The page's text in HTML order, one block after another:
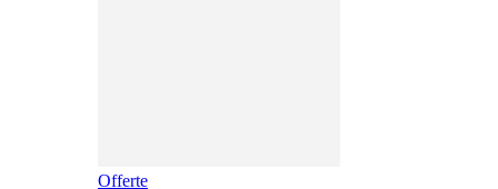
Offerte